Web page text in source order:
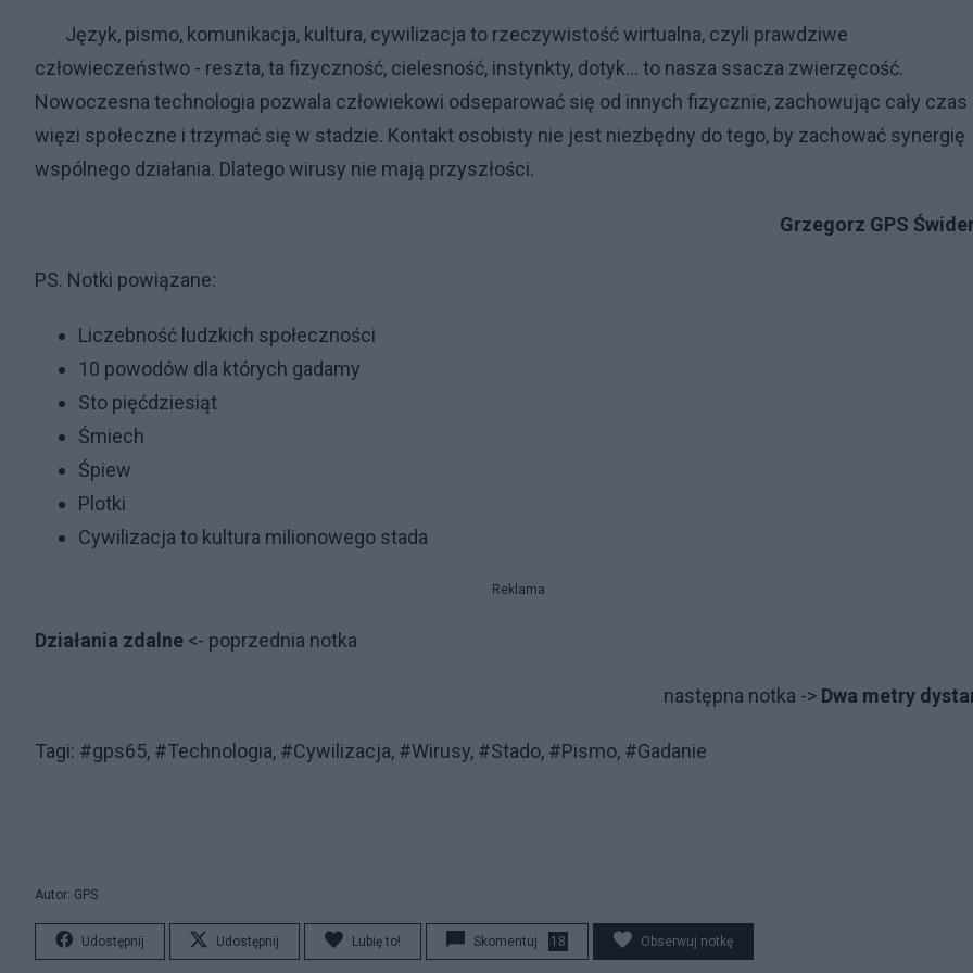
Język, pismo, komunikacja, kultura, cywilizacja to rzeczywistość wirtualna, czyli prawdziwe
człowieczeństwo - reszta, ta fizyczność, cielesność, instynkty, dotyk… to nasza ssacza zwierzęcość.
Nowoczesna technologia pozwala człowiekowi odseparować się od innych fizycznie, zachowując cały czas
więzi społeczne i trzymać się w stadzie. Kontakt osobisty nie jest niezbędny do tego, by zachować synergię
wspólnego działania. Dlatego wirusy nie mają przyszłości.
Grzegorz GPS
PS. Notki powiązane:
Liczebność ludzkich społeczności
10 powodów dla których gadamy
Sto pięćdziesiąt
Śmiech
Śpiew
Plotki
Cywilizacja to kultura milionowego stada
Reklama
Działania zdalne <- poprzednia notka
następna notka -> Dwa metry
Tagi: #gps65, #Technologia, #Cywilizacja, #Wirusy, #Stado, #Pismo, #Gadanie
Autor: GPS
Udostępnij Udostępnij Lubię to! Skomentuj 18 Obserwuj notkę